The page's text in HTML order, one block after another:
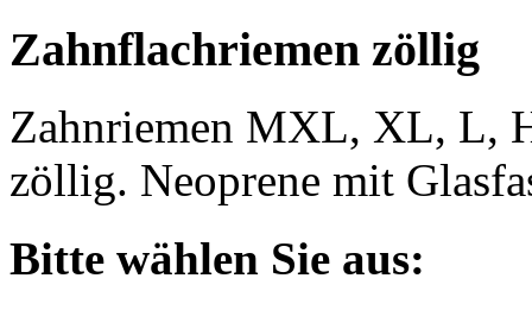
Zahnflachriemen zöllig
Zahnriemen MXL, XL, L,
zöllig. Neoprene mit
Bitte wählen Sie aus: